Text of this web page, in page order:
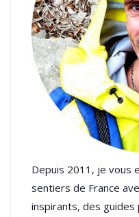
Depuis 2011, je vous
sentiers de France
inspirants, des